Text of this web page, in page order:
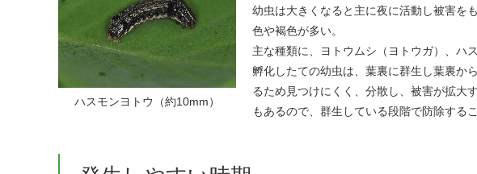
ハスモンヨトウ（約10mm）
幼虫は大きくなると主に夜に活動し被害を
色や褐色が多い。
主な種類に、ヨトウムシ（ヨトウガ）、ハ
孵化したての幼虫は、葉裏に群生し葉裏か
るため見つけにくく、分散し、被害が拡大
もあるので、群生している段階で防除する